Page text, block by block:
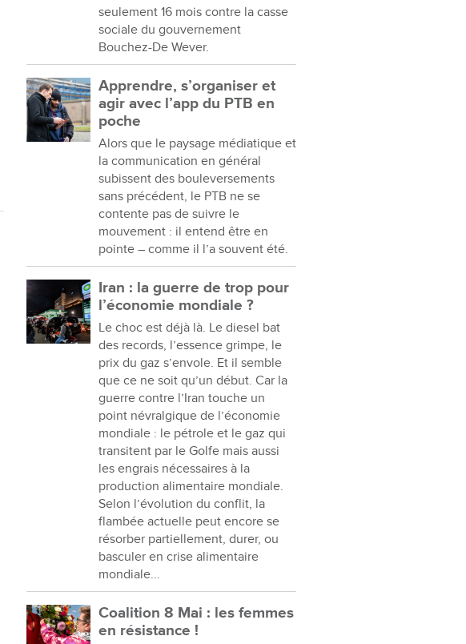
seulement 16 mois contre la casse
sociale du gouvernement
Bouchez-De Wever.
Apprendre, s’organiser et
agir avec l’app du PTB en
poche
Alors que le paysage médiatique et
la communication en général
subissent des bouleversements
sans précédent, le PTB ne se
contente pas de suivre le
mouvement : il entend être en
pointe – comme il l’a souvent été.
Iran : la guerre de trop pour
l’économie mondiale ?
Le choc est déjà là. Le diesel bat
des records, l’essence grimpe, le
prix du gaz s’envole. Et il semble
que ce ne soit qu’un début. Car la
guerre contre l’Iran touche un
point névralgique de l’économie
mondiale : le pétrole et le gaz qui
transitent par le Golfe mais aussi
les engrais nécessaires à la
production alimentaire mondiale.
Selon l’évolution du conflit, la
flambée actuelle peut encore se
résorber partiellement, durer, ou
basculer en crise alimentaire
mondiale...
Coalition 8 Mai : les femmes
en résistance !